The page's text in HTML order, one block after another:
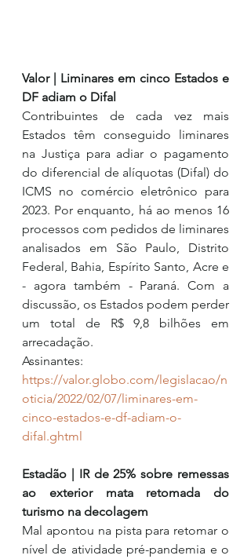
Valor | Liminares em cinco Estados e
DF adiam o Difal
Contribuintes de cada vez mais
Estados têm conseguido liminares
na Justiça para adiar o pagamento
do diferencial de alíquotas (Difal) do
ICMS no comércio eletrônico para
2023. Por enquanto, há ao menos 16
processos com pedidos de liminares
analisados em São Paulo, Distrito
Federal, Bahia, Espírito Santo, Acre e
- agora também - Paraná. Com a
discussão, os Estados podem perder
um total de R$ 9,8 bilhões em
arrecadação.
Assinantes:
https://valor.globo.com/legislacao/n
oticia/2022/02/07/liminares-em-
cinco-estados-e-df-adiam-o-
difal.ghtml
Estadão | IR de 25% sobre remessas
ao exterior mata retomada do
turismo na decolagem
Mal apontou na pista para retomar o
nível de atividade pré-pandemia e o